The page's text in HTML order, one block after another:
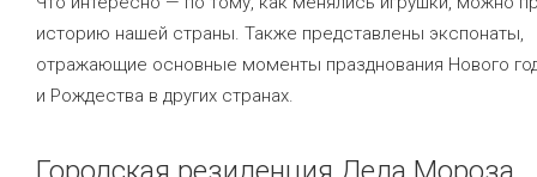
историю нашей страны. Также представлены экспонаты,
отражающие основные моменты празднования Нового
и Рождества в других странах.